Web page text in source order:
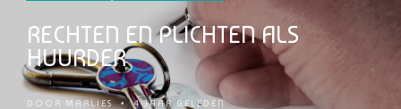
RECHTEN EN PLICHTEN ALS
HUURDER
DOOR MARLIES •4 JAAR GELEDEN